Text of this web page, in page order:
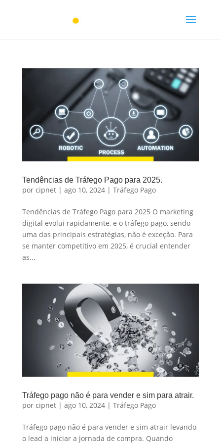
Tendências de Tráfego Pago para 2025.
por cipnet| ago 10, 2024| Tráfego Pago
Tendências de Tráfego Pago para 2025 O marketing
digital evolui rapidamente, e o tráfego pago, sendo
uma das principais estratégias, não é exceção. Para
se manter competitivo em 2025, é crucial entender
as...
Tráfego pago não é para vender e sim para atrair.
por cipnet| ago 10, 2024| Tráfego Pago
Tráfego pago não é para vender e sim atrair levando
o lead a iniciar a jornada de compra. Quando